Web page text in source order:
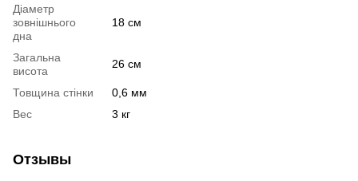
Діаметр
зовнішнього
дна
18 см
Загальна
висота
26 см
Товщина стінки
0,6 мм
Вес
3 кг
Отзывы